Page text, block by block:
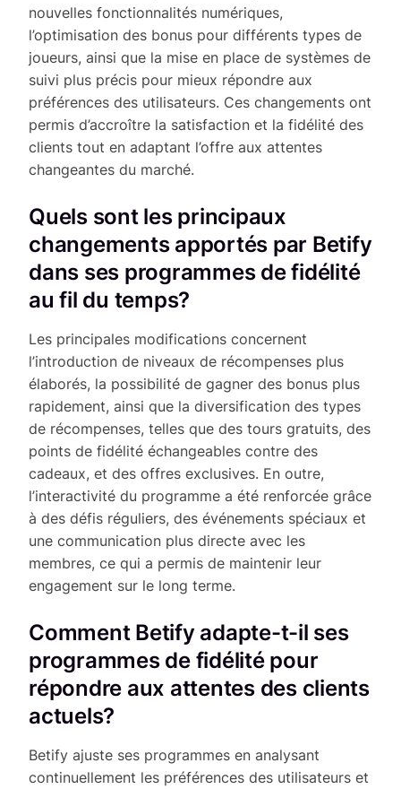
nouvelles fonctionnalités numériques,
l’optimisation des bonus pour différents types de
joueurs, ainsi que la mise en place de systèmes de
suivi plus précis pour mieux répondre aux
préférences des utilisateurs. Ces changements ont
permis d’accroître la satisfaction et la fidélité des
clients tout en adaptant l’offre aux attentes
changeantes du marché.
Quels sont les principaux
changements apportés par Betify
dans ses programmes de fidélité
au fil du temps?
Les principales modifications concernent
l’introduction de niveaux de récompenses plus
élaborés, la possibilité de gagner des bonus plus
rapidement, ainsi que la diversification des types
de récompenses, telles que des tours gratuits, des
points de fidélité échangeables contre des
cadeaux, et des offres exclusives. En outre,
l’interactivité du programme a été renforcée grâce
à des défis réguliers, des événements spéciaux et
une communication plus directe avec les
membres, ce qui a permis de maintenir leur
engagement sur le long terme.
Comment Betify adapte-t-il ses
programmes de fidélité pour
répondre aux attentes des clients
actuels?
Betify ajuste ses programmes en analysant
continuellement les préférences des utilisateurs et